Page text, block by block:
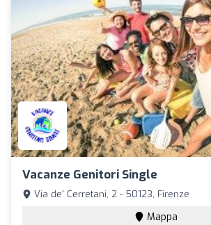
Vacanze Genitori Single
Via de' Cerretani, 2 - 50123, Firenze
Mappa